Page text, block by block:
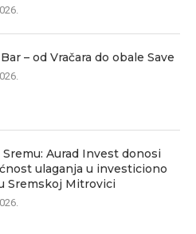
– od Vračara do obale Save
Sremu: Aurad Invest donosi
ulaganja u investiciono
Sremskoj Mitrovici